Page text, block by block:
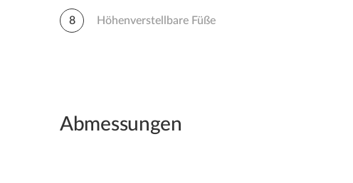
8 Höhenverstellbare Füße
Abmessungen